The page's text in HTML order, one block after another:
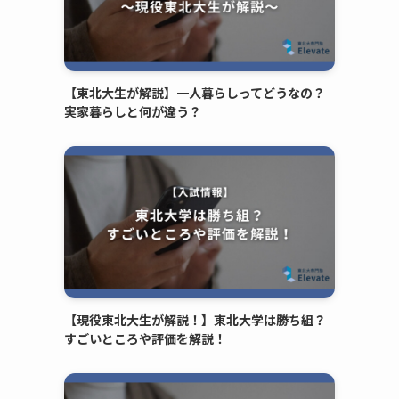
【東北大生が解説】一人暮らしってどうなの？
実家暮らしと何が違う？
【現役東北大生が解説！】東北大学は勝ち組？
すごいところや評価を解説！